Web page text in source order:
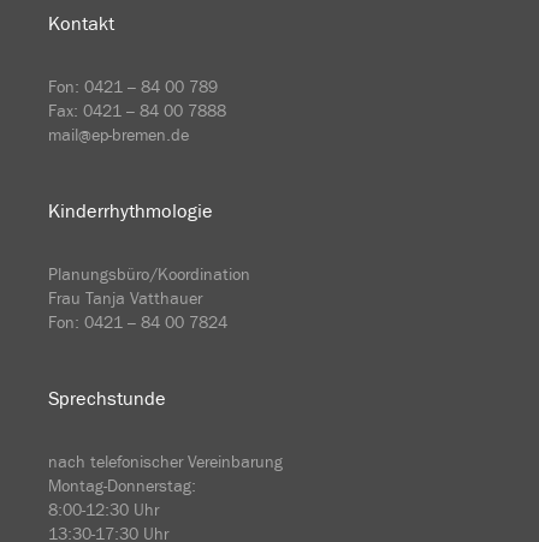
Kontakt
Fon:0421 – 84 00 789
Fax: 0421 – 84 00 7888
mail@ep-bremen.de
Kinderrhythmologie
Planungsbüro/Koordination
Frau Tanja Vatthauer
Fon: 0421 – 84 00 7824
Sprechstunde
nach telefonischer Vereinbarung
Montag-Donnerstag:
8:00-12:30 Uhr
13:30-17:30 Uhr